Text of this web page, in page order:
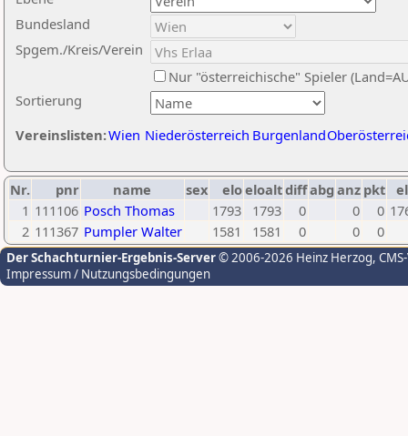
Sortierung
Bundesland
Spgem./Kreis/Verein
Nur "österreichische" Spieler
Vereinslisten:Wien Niederösterreich Burgenland
Nr. pnr name sex eloeloaltdiffabg anz pkt
1 111106 Posch Thomas 1793 1793 0 0 0
2 111367 Pumpler Walter 1581 1581 0 0 0
Der Schachturnier-Ergebnis-Server© 2006-2026 Heinz Herzog,
Impressum / Nutzungsbedingungen